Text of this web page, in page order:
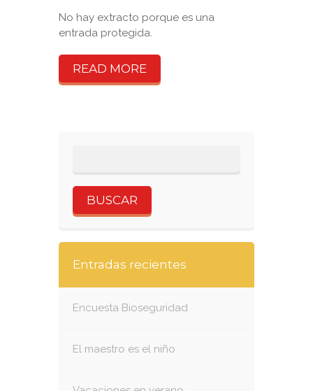
No hay extracto porque es una
entrada protegida.
READ MORE
Entradas recientes
Encuesta Bioseguridad
El maestro es el niño